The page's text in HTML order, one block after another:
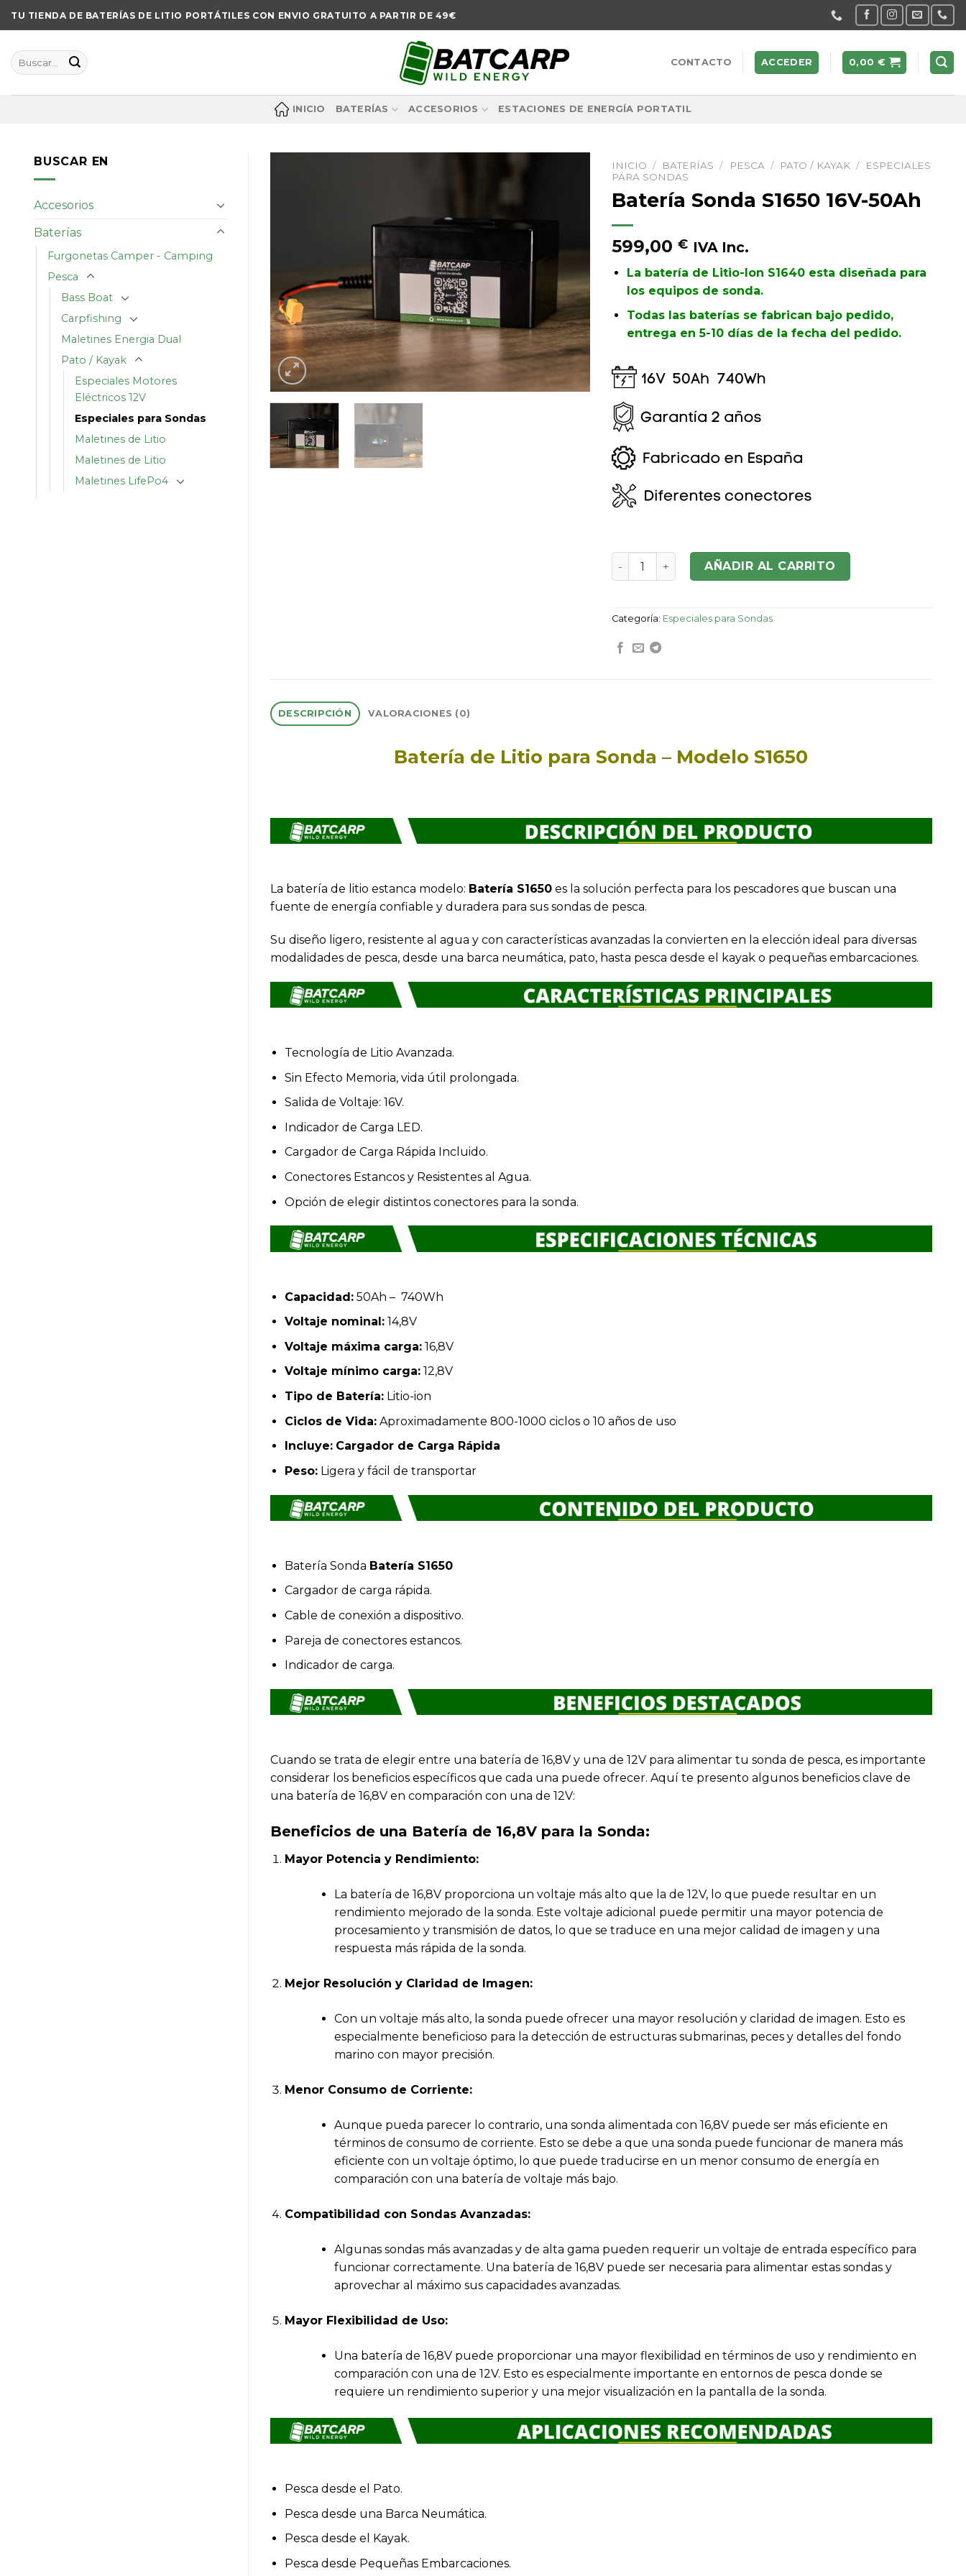
TU TIENDA DE BATERÍAS DE LITIO PORTÁTILES CON ENVIO GRATUITO A PARTIR DE 49€
Buscar
por:
CONTACTO ACCEDER 0,00 €
INICIO BATERÍAS ACCESORIOS ESTACIONES DE ENERGÍA PORTATIL
BUSCAR EN
Accesorios
Baterías
Furgonetas Camper - Camping
Pesca
Bass Boat
Carpfishing
Maletines Energia Dual
Pato / Kayak
Especiales Motores
Eléctricos 12V
Especiales para Sondas
Maletines de Litio
Maletines de Litio
Maletines LifePo4
lista de
INICIO / BATERÍAS / PESCA / PATO / KAYAK /
ESPECIALES
PARA SONDAS
Batería Sonda S1650 16V-50Ah
599,00€ IVA Inc.
La batería de Litio-Ion S1640 esta diseñada para
los equipos de sonda.
Todas las baterías se fabrican bajo pedido,
entrega en 5-10 días de la fecha del pedido.
Batería Sonda S1650 16V-50Ah cantidad
AÑADIR AL CARRITO
Categoría: Especiales para Sondas
DESCRIPCIÓN VALORACIONES (0)
Batería de Litio para Sonda – Modelo S1650
La batería de litio estanca modelo: Batería S1650es la solución perfecta para los pescadores que buscan una
fuente de energía confiable y duradera para sus sondas de pesca.
Su diseño ligero, resistente al agua y con características avanzadas la convierten en la elección ideal para diversas
modalidades de pesca, desde una barca neumática, pato, hasta pesca desde el kayak o pequeñas embarcaciones.
Tecnología de Litio Avanzada.
Sin Efecto Memoria, vida útil prolongada.
Salida de Voltaje: 16V.
Indicador de Carga LED.
Cargador de Carga Rápida Incluido.
Conectores Estancos y Resistentes al Agua.
Opción de elegir distintos conectores para la sonda.
Capacidad: 50Ah – 740Wh
Voltaje nominal: 14,8V
Voltaje máxima carga: 16,8V
Voltaje mínimo carga: 12,8V
Tipo de Batería: Litio-ion
Ciclos de Vida: Aproximadamente 800-1000 ciclos o 10 años de uso
Incluye: Cargador de Carga Rápida
Peso: Ligera y fácil de transportar
Batería Sonda Batería S1650
Cargador de carga rápida.
Cable de conexión a dispositivo.
Pareja de conectores estancos.
Indicador de carga.
Cuando se trata de elegir entre una batería de 16,8V y una de 12V para alimentar tu sonda de pesca, es importante
considerar los beneficios específicos que cada una puede ofrecer. Aquí te presento algunos beneficios clave de
una batería de 16,8V en comparación con una de 12V:
Beneficios de una Batería de 16,8V para la Sonda:
Mayor Potencia y Rendimiento:
La batería de 16,8V proporciona un voltaje más alto que la de 12V, lo que puede resultar en un
rendimiento mejorado de la sonda. Este voltaje adicional puede permitir una mayor potencia de
procesamiento y transmisión de datos, lo que se traduce en una mejor calidad de imagen y una
respuesta más rápida de la sonda.
Mejor Resolución y Claridad de Imagen:
Con un voltaje más alto, la sonda puede ofrecer una mayor resolución y claridad de imagen. Esto es
especialmente beneficioso para la detección de estructuras submarinas, peces y detalles del fondo
marino con mayor precisión.
Menor Consumo de Corriente:
Aunque pueda parecer lo contrario, una sonda alimentada con 16,8V puede ser más eficiente en
términos de consumo de corriente. Esto se debe a que una sonda puede funcionar de manera más
eficiente con un voltaje óptimo, lo que puede traducirse en un menor consumo de energía en
comparación con una batería de voltaje más bajo.
Compatibilidad con Sondas Avanzadas:
Algunas sondas más avanzadas y de alta gama pueden requerir un voltaje de entrada específico para
funcionar correctamente. Una batería de 16,8V puede ser necesaria para alimentar estas sondas y
aprovechar al máximo sus capacidades avanzadas.
Mayor Flexibilidad de Uso:
Una batería de 16,8V puede proporcionar una mayor flexibilidad en términos de uso y rendimiento en
comparación con una de 12V. Esto es especialmente importante en entornos de pesca donde se
requiere un rendimiento superior y una mejor visualización en la pantalla de la sonda.
Pesca desde el Pato.
Pesca desde una Barca Neumática.
Pesca desde el Kayak.
Pesca desde Pequeñas Embarcaciones.